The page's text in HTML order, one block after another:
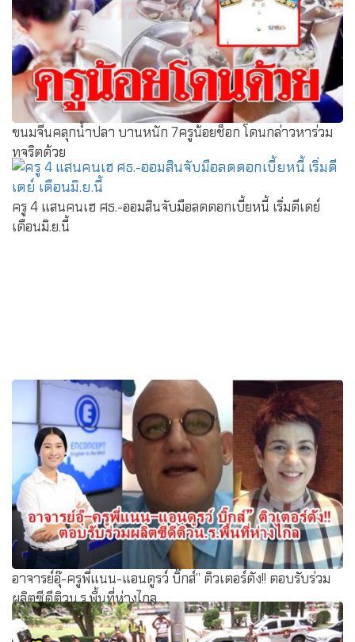
ขนมจีนคลุกน้ำปลา บานหนัก 7ครูน้อยช็อก โดนกล่าวหาร่วม
ทุจริตด้วย
ครู 4 แสนคนเฮ ศธ.-ออมสินจับมือลดดอกเบี้ยหนี้ เริ่มดีเดย์
เดือนมิ.ย.นี้
อาจารย์อุ๊-ครูพี่แนน-แอนดูรว์ บิ๊กส์” ติวเตอร์ดัง!! ตอบรับร่วม
ผลิตซีดีติวน.ร.พื้นที่ห่างไกล